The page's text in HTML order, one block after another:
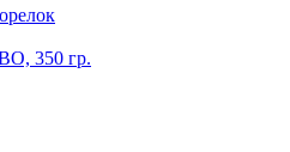
350 гр.